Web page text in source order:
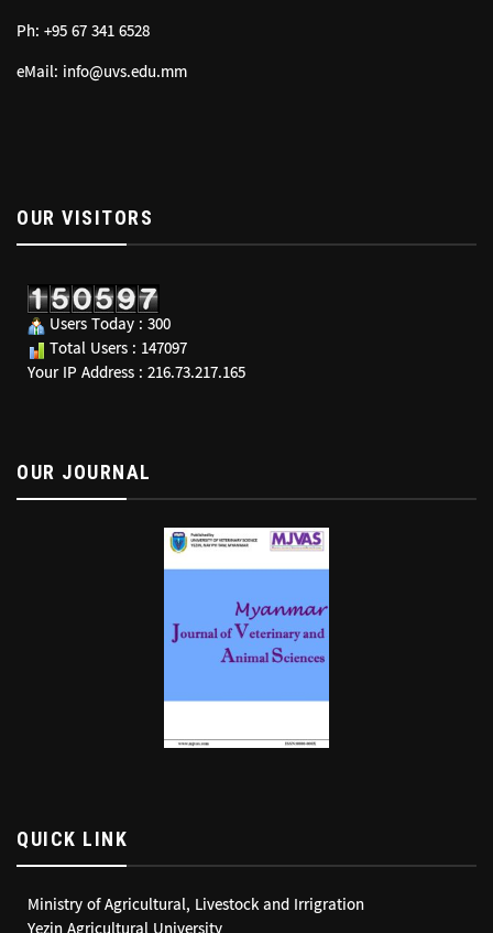
Ph: +95 67 341 6528
eMail: info@uvs.edu.mm
OUR VISITORS
Users Today : 300
Total Users : 147097
Your IP Address : 216.73.217.165
OUR JOURNAL
QUICK LINK
Ministry of Agricultural, Livestock and Irrigration